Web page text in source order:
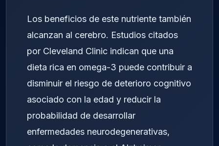
Los beneficios de este nutriente también
alcanzan al cerebro. Estudios citados
por Cleveland Clinic indican que una
dieta rica en omega-3 puede contribuir a
disminuir el riesgo de deterioro cognitivo
asociado con la edad y reducir la
probabilidad de desarrollar
enfermedades neurodegenerativas,